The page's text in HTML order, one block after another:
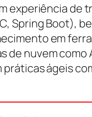
de
Spring
em
nuvem
ágeis